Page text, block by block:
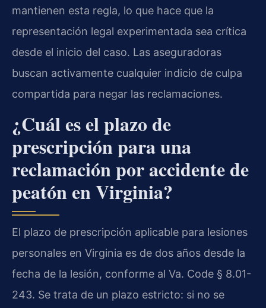
mantienen esta regla, lo que hace que la
representación legal experimentada sea crítica
desde el inicio del caso. Las aseguradoras
buscan activamente cualquier indicio de culpa
compartida para negar las reclamaciones.
¿Cuál es el plazo de
prescripción para una
reclamación por accidente de
peatón en Virginia?
El plazo de prescripción aplicable para lesiones
personales en Virginia es de dos años desde la
fecha de la lesión, conforme al Va. Code § 8.01-
243. Se trata de un plazo estricto: si no se